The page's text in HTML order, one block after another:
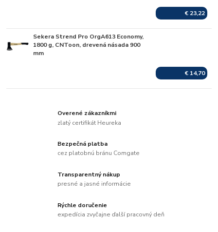
€ 23,22
Sekera Strend Pro OrgA613 Economy,
1800 g, CNToon, drevená násada 900
mm
€ 14,70
Overené zákazníkmi
zlatý certifikát Heureka
Bezpečná platba
cez platobnú bránu Comgate
Transparentný nákup
presné a jasné informácie
Rýchle doručenie
expedícia zvyčajne ďalší pracovný deň